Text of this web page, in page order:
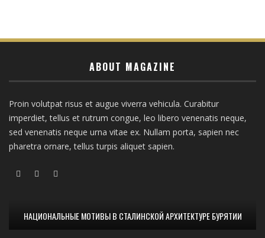
ABOUT MAGAZINE
Proin volutpat risus et augue viverra vehicula. Curabitur
imperdiet, tellus et rutrum congue, leo libero venenatis neque,
sed venenatis neque urna vitae ex. Nullam porta, sapien nec
pharetra ornare, tellus turpis aliquet sapien.
НАЦИОНАЛЬНЫЕ МОТИВЫ В СТАЛИНСКОЙ АРХИТЕКТУРЕ БУРЯТИИ